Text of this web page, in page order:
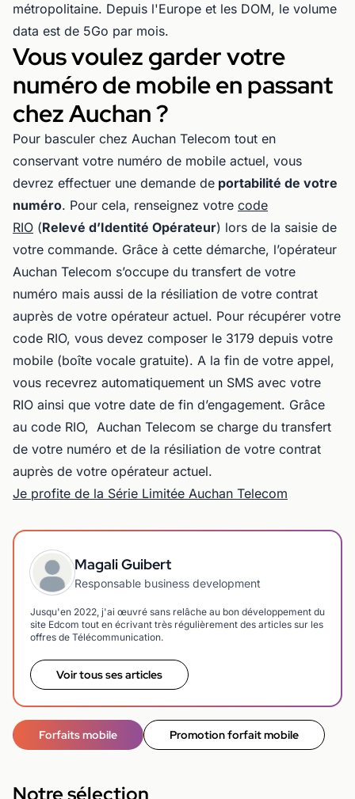
métropolitaine. Depuis l'Europe et les DOM, le volume
data est de 5Go par mois.
Vous voulez garder votre
numéro de mobile en passant
chez Auchan ?
Pour basculer chez Auchan Telecom tout en
conservant votre numéro de mobile actuel, vous
devrez effectuer une demande de portabilité de votre
numéro. Pour cela, renseignez votre code
RIO (Relevé d’Identité Opérateur) lors de la saisie de
votre commande. Grâce à cette démarche, l’opérateur
Auchan Telecom s’occupe du transfert de votre
numéro mais aussi de la résiliation de votre contrat
auprès de votre opérateur actuel. Pour récupérer votre
code RIO, vous devez composer le 3179 depuis votre
mobile (boîte vocale gratuite). A la fin de votre appel,
vous recevrez automatiquement un SMS avec votre
RIO ainsi que votre date de fin d’engagement. Grâce
au code RIO, Auchan Telecom se charge du transfert
de votre numéro et de la résiliation de votre contrat
auprès de votre opérateur actuel.
Je profite de la Série Limitée Auchan Telecom
Magali Guibert
Responsable business development
Jusqu'en 2022, j'ai œuvré sans relâche au bon développement du
site Edcom tout en écrivant très régulièrement des articles sur les
offres de Télécommunication.
Voir tous ses articles
Forfaits mobile Promotion forfait mobile
Notre sélection